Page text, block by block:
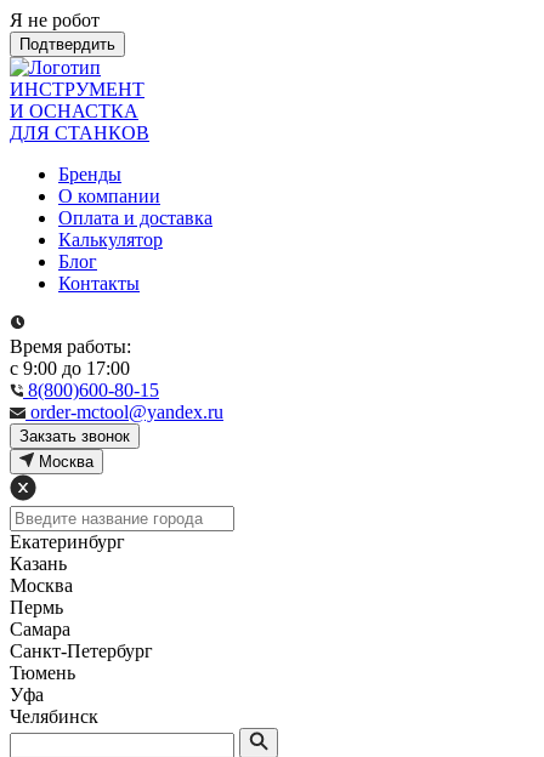
Я не робот
Подтвердить
ИНСТРУМЕНТ
И ОСНАСТКА
ДЛЯ СТАНКОВ
Бренды
О компании
Оплата и доставка
Калькулятор
Блог
Контакты
Время работы:
с 9:00 до 17:00
8(800)600-80-15
order-mctool@yandex.ru
Закзать звонок
Москва
Екатеринбург
Казань
Москва
Пермь
Самара
Санкт-Петербург
Тюмень
Уфа
Челябинск